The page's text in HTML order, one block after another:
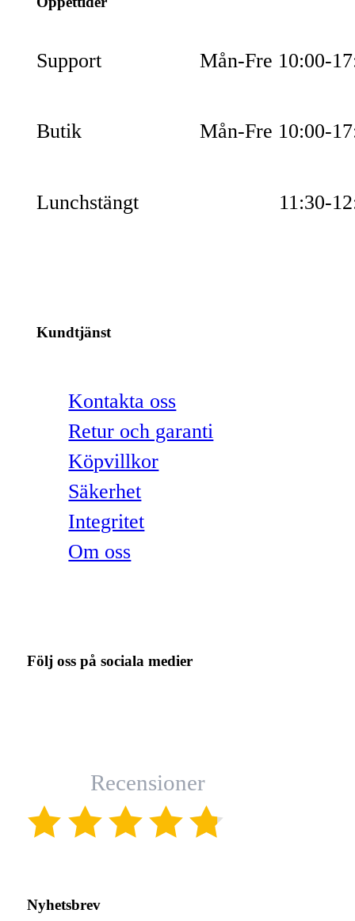
Support Mån-Fre 10:00-
Butik Mån-Fre 10:00-
Lunchstängt 11:30-
Kundtjänst
Kontakta oss
Retur och garanti
Köpvillkor
Säkerhet
Integritet
Om oss
Följ oss på sociala medier
Recensioner
Nyhetsbrev